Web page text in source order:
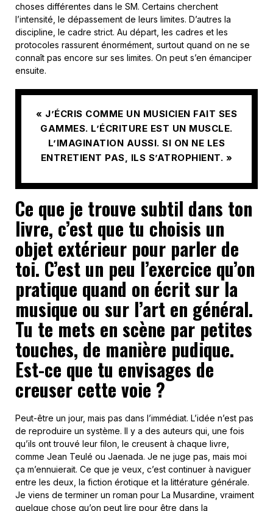
choses différentes dans le SM. Certains cherchent
l’intensité, le dépassement de leurs limites. D’autres la
discipline, le cadre strict. Au départ, les cadres et les
protocoles rassurent énormément, surtout quand on ne se
connaît pas encore sur ses limites. On peut s’en émanciper
ensuite.
« J’ÉCRIS COMME UN MUSICIEN FAIT SES
GAMMES. L’ÉCRITURE EST UN MUSCLE.
L’IMAGINATION AUSSI. SI ON NE LES
ENTRETIENT PAS, ILS S’ATROPHIENT. »
Ce que je trouve subtil dans ton
livre, c’est que tu choisis un
objet extérieur pour parler de
toi. C’est un peu l’exercice qu’on
pratique quand on écrit sur la
musique ou sur l’art en général.
Tu te mets en scène par petites
touches, de manière pudique.
Est-ce que tu envisages de
creuser cette voie ?
Peut-être un jour, mais pas dans l’immédiat. L’idée n’est pas
de reproduire un système. Il y a des auteurs qui, une fois
qu’ils ont trouvé leur filon, le creusent à chaque livre,
comme Jean Teulé ou Jaenada. Je ne juge pas, mais moi
ça m’ennuierait. Ce que je veux, c’est continuer à naviguer
entre les deux, la fiction érotique et la littérature générale.
Je viens de terminer un roman pour La Musardine, vraiment
quelque chose qu’on peut lire pour être dans la